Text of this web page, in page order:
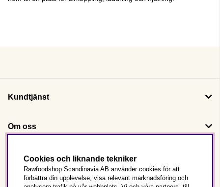
Kundtjänst
Om oss
Följ oss
Cookies och liknande tekniker
Rawfoodshop Scandinavia AB använder cookies för att
förbättra din upplevelse, visa relevant marknadsföring och